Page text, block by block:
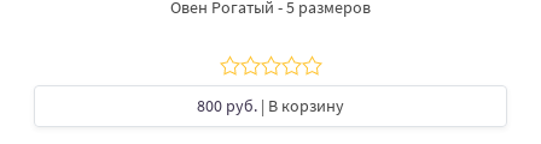
Овен Рогатый - 5 размеров
800 руб. | В корзину